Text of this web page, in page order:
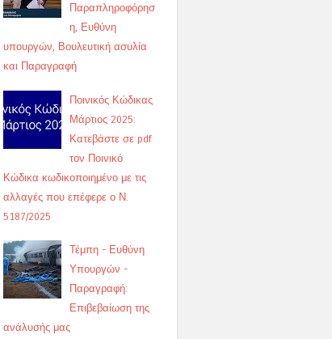
Παραπληροφόρησ
η, Ευθύνη
υπουργών, Βουλευτική ασυλία
και Παραγραφή
Ποινικός Κώδικας
Μάρτιος 2025:
Κατεβάστε σε pdf
τον Ποινικό
Κώδικα κωδικοποιημένο με τις
αλλαγές που επέφερε ο Ν.
5187/2025
Τέμπη - Ευθύνη
Υπουργών -
Παραγραφή:
Επιβεβαίωση της
ανάλυσής μας